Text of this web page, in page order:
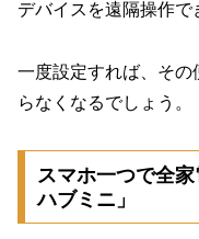
デバイスを遠隔操作で
一度設定すれば、そ
らなくなるでしょう。
スマホ一つで全
ハブミニ」